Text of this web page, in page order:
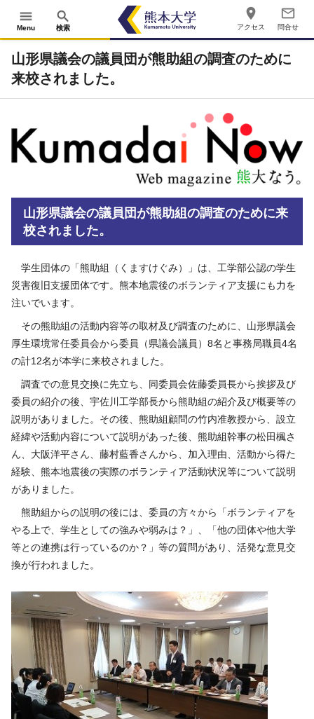
menu
Menu
search
検索
place
アクセス
mail_outline
問合せ
山形県議会の議員団が熊助組の調査のために
来校されました。
山形県議会の議員団が熊助組の調査のために来
校されました。
学生団体の「熊助組（くますけぐみ）」は、工学部公認の学生
災害復旧支援団体です。熊本地震後のボランティア支援にも力を
注いでいます。
その熊助組の活動内容等の取材及び調査のために、山形県議会
厚生環境常任委員会から委員（県議会議員）8名と事務局職員4名
の計12名が本学に来校されました。
調査での意見交換に先立ち、同委員会佐藤委員長から挨拶及び
委員の紹介の後、宇佐川工学部長から熊助組の紹介及び概要等の
説明がありました。その後、熊助組顧問の竹内准教授から、設立
経緯や活動内容について説明があった後、熊助組幹事の松田楓さ
ん、大阪洋平さん、藤村藍香さんから、加入理由、活動から得た
経験、熊本地震後の実際のボランティア活動状況等について説明
がありました。
熊助組からの説明の後には、委員の方々から「ボランティアを
やる上で、学生としての強みや弱みは？」、「他の団体や他大学
等との連携は行っているのか？」等の質問があり、活発な意見交
換が行われました。